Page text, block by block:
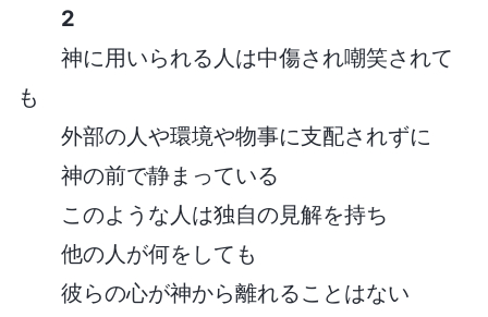
2
神に用いられる人は中傷され嘲笑されて
も
外部の人や環境や物事に支配されずに
神の前で静まっている
このような人は独自の見解を持ち
他の人が何をしても
彼らの心が神から離れることはない